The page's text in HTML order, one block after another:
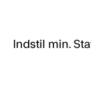
Indstil min.